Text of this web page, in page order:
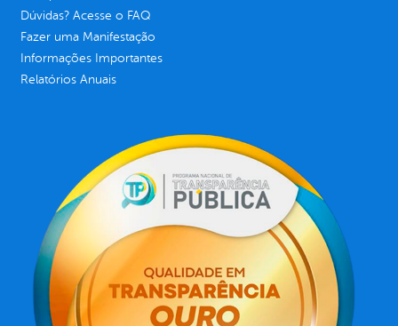
Dúvidas? Acesse o FAQ
Fazer uma Manifestação
Informações Importantes
Relatórios Anuais